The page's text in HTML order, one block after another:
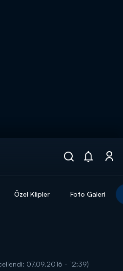
Özel Klipler Foto Galeri
07.09.2016 - 12:39)